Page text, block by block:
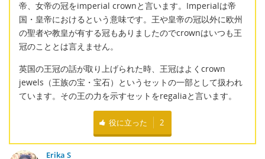
帝、女帝の冠をimperial crownと言います。Imperialは帝
国・皇帝におけるという意味です。王や皇帝の冠以外に欧州
の聖者や教皇が有する冠もありましたのでcrownはいつも王
冠のこととは言えません。
英国の王冠の話が取り上げられた時、王冠はよくcrown
jewels（王族の宝・宝石）というセットの一部として扱われ
ています。その王の力を示すセットをregaliaと言います。
役に立った 2
Erika S